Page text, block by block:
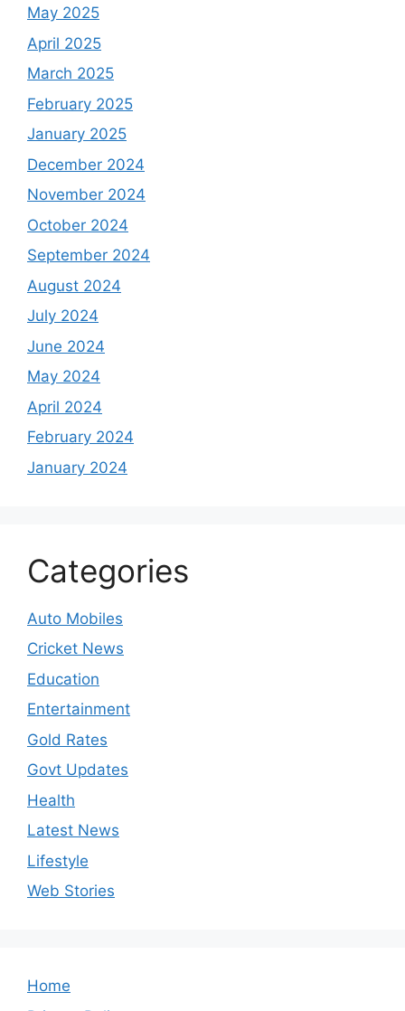
May 2025
April 2025
March 2025
February 2025
January 2025
December 2024
November 2024
October 2024
September 2024
August 2024
July 2024
June 2024
May 2024
April 2024
February 2024
January 2024
Categories
Auto Mobiles
Cricket News
Education
Entertainment
Gold Rates
Govt Updates
Health
Latest News
Lifestyle
Web Stories
Home